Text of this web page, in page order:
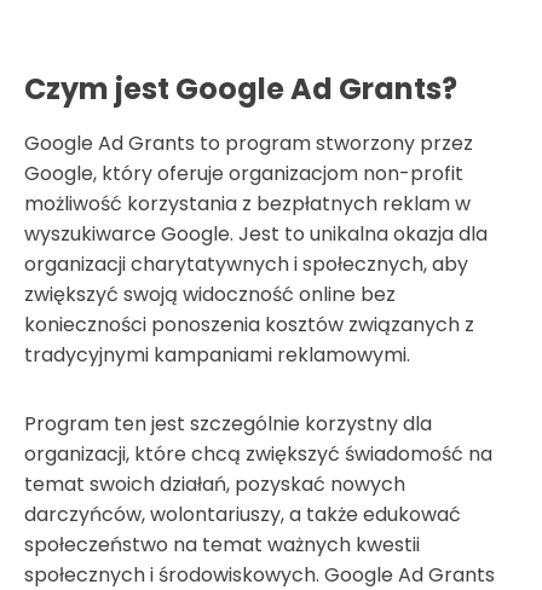
Czym jest Google Ad Grants?
Google Ad Grants to program stworzony przez
Google, który oferuje organizacjom non-profit
możliwość korzystania z bezpłatnych reklam w
wyszukiwarce Google. Jest to unikalna okazja dla
organizacji charytatywnych i społecznych, aby
zwiększyć swoją widoczność online bez
konieczności ponoszenia kosztów związanych z
tradycyjnymi kampaniami reklamowymi.
Program ten jest szczególnie korzystny dla
organizacji, które chcą zwiększyć świadomość na
temat swoich działań, pozyskać nowych
darczyńców, wolontariuszy, a także edukować
społeczeństwo na temat ważnych kwestii
społecznych i środowiskowych. Google Ad Grants